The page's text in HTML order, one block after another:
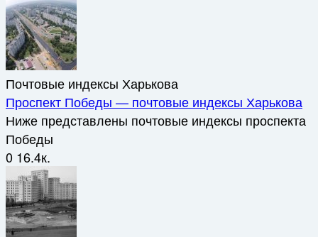
Почтовые индексы Харькова
Проспект Победы — почтовые индексы Харькова
Ниже представлены почтовые индексы проспекта
Победы
0 16.4к.